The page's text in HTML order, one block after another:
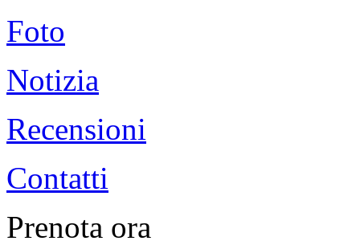
Foto
Notizia
Recensioni
Contatti
Prenota ora